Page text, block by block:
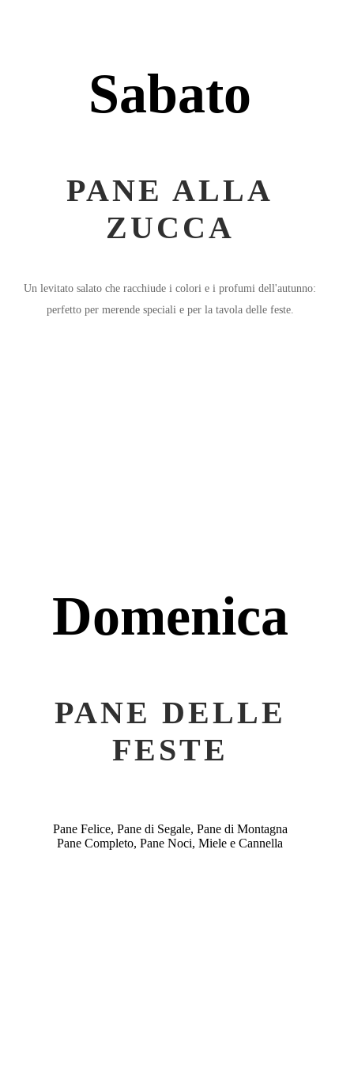
Sabato
PANE ALLA
ZUCCA
Un levitato salato che racchiude i colori e i profumi dell'autunno:
perfetto per merende speciali e per la tavola delle feste.
Domenica
PANE DELLE
FESTE
Pane Felice, Pane di Segale, Pane di Montagna
Pane Completo, Pane Noci, Miele e Cannella